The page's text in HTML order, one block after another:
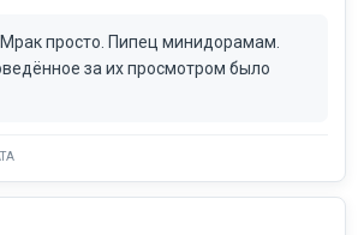
просто. Пипец минидорамам.
за их просмотром было